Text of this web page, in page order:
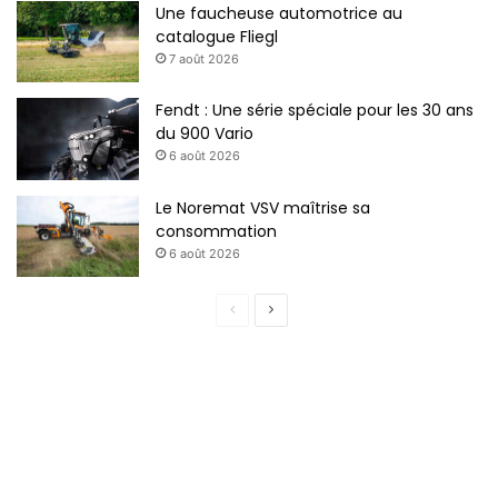
Une faucheuse automotrice au
catalogue Fliegl
7 août 2026
Fendt : Une série spéciale pour les 30 ans
du 900 Vario
6 août 2026
Le Noremat VSV maîtrise sa
consommation
6 août 2026
Page
Page